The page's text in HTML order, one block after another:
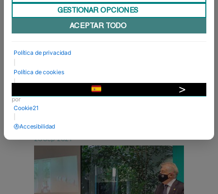
Apertura curso académico 2022/23
celebrado esta semana su tradicional acto de
Grados Superiores en el área de la empresa y el
novedad, además, ya que por primera vez hemos
recibido a los nuevos ...
28 Sep 2021
GESTIONAR OPCIONES
ACEPTAR TODO
Política de privacidad
Política de cookies
|
por
Cookie21
Accesibilidad